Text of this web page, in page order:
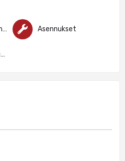
Koti, sisustus & remontointi Asennukset
Rakentaminen & remontointi